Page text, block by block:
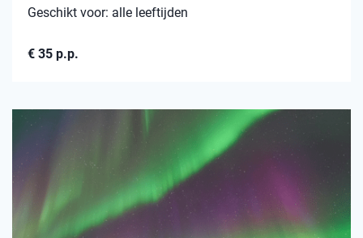
Geschikt voor: alle leeftijden
€ 35 p.p.